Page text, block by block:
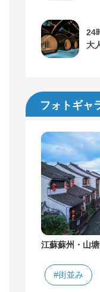
24
大
フォトギャ
江蘇蘇州・山
#街並み